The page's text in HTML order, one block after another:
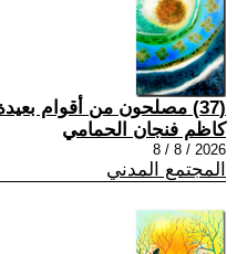
(37) مصلحون من أقوام بعيدة
كاظم فنجان الحمامي
2026 / 8 / 8
المجتمع المدني